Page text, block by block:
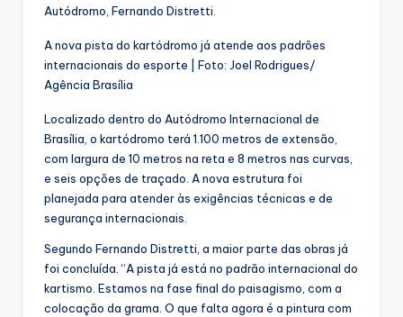
Autódromo, Fernando Distretti.
A nova pista do kartódromo já atende aos padrões
internacionais do esporte | Foto: Joel Rodrigues/
Agência Brasília
Localizado dentro do Autódromo Internacional de
Brasília, o kartódromo terá 1.100 metros de extensão,
com largura de 10 metros na reta e 8 metros nas curvas,
e seis opções de traçado. A nova estrutura foi
planejada para atender às exigências técnicas e de
segurança internacionais.
Segundo Fernando Distretti, a maior parte das obras já
foi concluída. “A pista já está no padrão internacional do
kartismo. Estamos na fase final do paisagismo, com a
colocação da grama. O que falta agora é a pintura com